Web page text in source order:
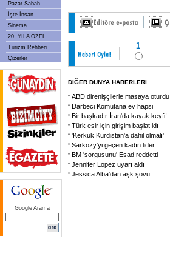
Pazar Sabah
İşte İnsan
Sinema
20. YILA ÖZEL
Turizm Rehberi
Çizerler
Google Arama
1
DİĞER DÜNYA HABERLERİ
ABD direnişçilerle masaya oturdu
Darbeci Komutana ev hapsi
Bir başkadır İran'da kayak keyfi!
Türk esir için girişim başlatıldı
'Kerkük Kürdistan'a dahil olmalı'
Sarkozy'yi geçen kadın lider
BM 'sorgusunu' Esad reddetti
Jennifer Lopez uyarı aldı
Jessica Alba'dan aşk şovu